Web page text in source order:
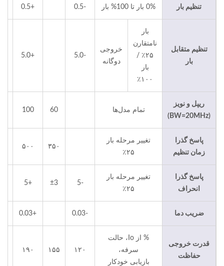
تنظیم بار 0% بار تا 100% بار -0.5
+0.5
تنظیم متقابل
بار
بار
نامتقارن
۲۵٪ /
بار
۱۰۰٪
خروجی
دوگانه
-5.0
+5.0
ریپل و نویز
(BW=20MHz)
تمام مدل‌ها 60
100
پاسخ گذرا
زمان تنظیم
تغییر مرحله بار
۲۵٪
۳۵۰ ۵۰۰
پاسخ گذرا
انحراف
تغییر مرحله بار
۲۵٪
-5
±3
+5
ضریب دما -0.03
+0.03
قدرت خروجی
حفاظت
% از Io، حالت
سرفه،
بازیابی خودکار
۱۲۰ ۱۵۵ ۱۹۰